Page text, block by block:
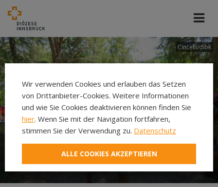
Cincelli/dibk
Neuer Pilgerweg Via
Laudato si’
Wir verwenden Cookies und erlauben das Setzen
von Drittanbieter-Cookies. Weitere Informationen
und wie Sie Cookies deaktivieren können finden Sie
hier. Wenn Sie mit der Navigation fortfahren,
stimmen Sie der Verwendung zu. Datenschutz
ALLE COOKIES AKZEPTIEREN